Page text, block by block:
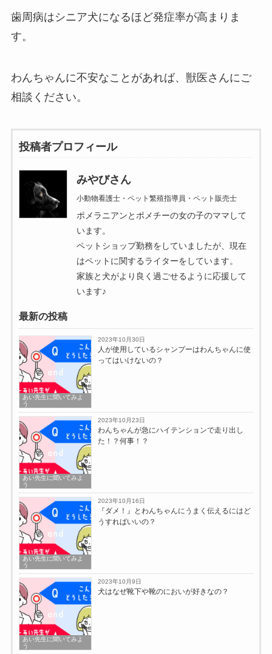
歯周病はシニア犬になるほど発症率が高まりま
す。
わんちゃんに不安なことがあれば、獣医さんにご
相談ください。
投稿者プロフィール
みやびさん
小動物看護士・ペット繁殖指導員・ペット販売士
ポメラニアンとポメチーの女の子のママして
います。
ペットショップ勤務をしていましたが、現在
はペットに関するライターをしています。
家族と犬がより良く過ごせるように応援して
います♪
最新の投稿
あい先生に聞いてみよ
う
2023年10月30日
人が使用しているシャンプーはわんちゃんに使
ってはいけないの？
あい先生に聞いてみよ
う
2023年10月23日
わんちゃんが急にハイテンションで走り出し
た！？何事！？
あい先生に聞いてみよ
う
2023年10月16日
『ダメ！』とわんちゃんにうまく伝えるにはど
うすればいいの？
あい先生に聞いてみよ
う
2023年10月9日
犬はなぜ靴下や靴のにおいが好きなの？